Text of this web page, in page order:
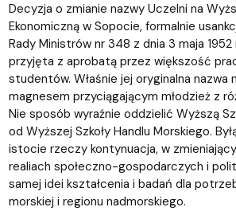
Decyzja o zmianie nazwy Uczelni na
Ekonomiczną w Sopocie, formalnie
Rady Ministrów nr 348 z dnia 3 maja 1952
przyjęta z aprobatą przez większość
studentów. Właśnie jej oryginalna nazwa
magnesem przyciągającym młodzież z
Nie sposób wyraźnie oddzielić Wyższą
od Wyższej Szkoły Handlu Morskiego.
istocie rzeczy kontynuacja, w
realiach społeczno-gospodarczych i
samej idei kształcenia i badań dla
morskiej i regionu nadmorskiego.